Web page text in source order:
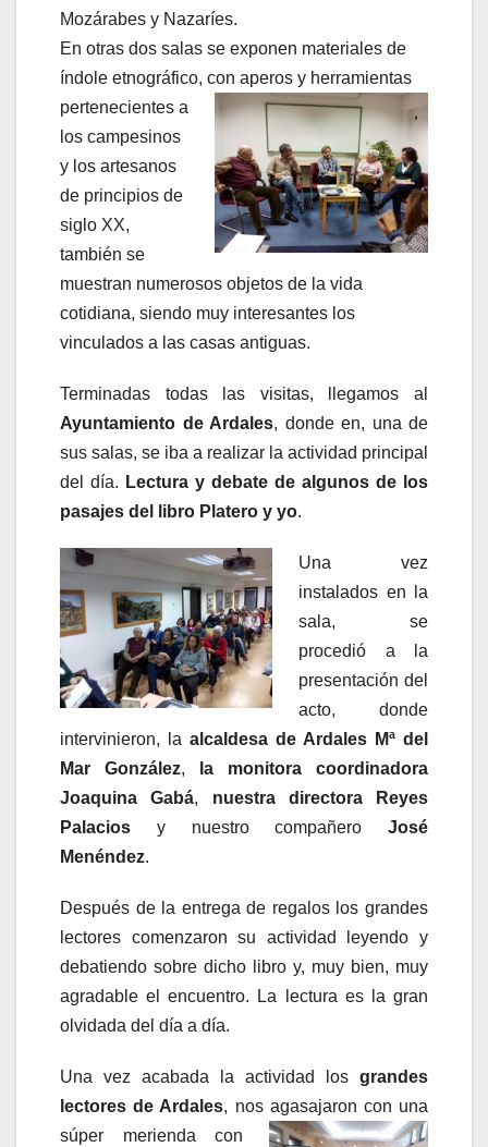
Mozárabes y Nazaríes.
En otras dos salas se exponen materiales de
índole etnográfico, con aperos y herramientas
pertenecientes a
los campesinos
y los artesanos
de principios de
siglo XX,
también se
muestran numerosos objetos de la vida
cotidiana, siendo muy interesantes los
vinculados a las casas antiguas.
Terminadas todas las visitas, llegamos al
Ayuntamiento de Ardales, donde en, una de
sus salas, se iba a realizar la actividad principal
del día. Lectura y debate de algunos de los
pasajes del libro Platero y yo.
Una vez
instalados en la
sala, se
procedió a la
presentación del
acto, donde
intervinieron, la alcaldesa de Ardales Mª del
Mar González,
la monitora coordinadora
Joaquina Gabá, nuestra directora Reyes
Palacios y nuestro compañero José
Menéndez.
Después de la entrega de regalos los grandes
lectores comenzaron su actividad leyendo y
debatiendo sobre dicho libro y, muy bien, muy
agradable el encuentro. La lectura es la gran
olvidada del día a día.
Una vez acabada la actividad los grandes
lectores de Ardales, nosagasajaron con una
súper merienda con